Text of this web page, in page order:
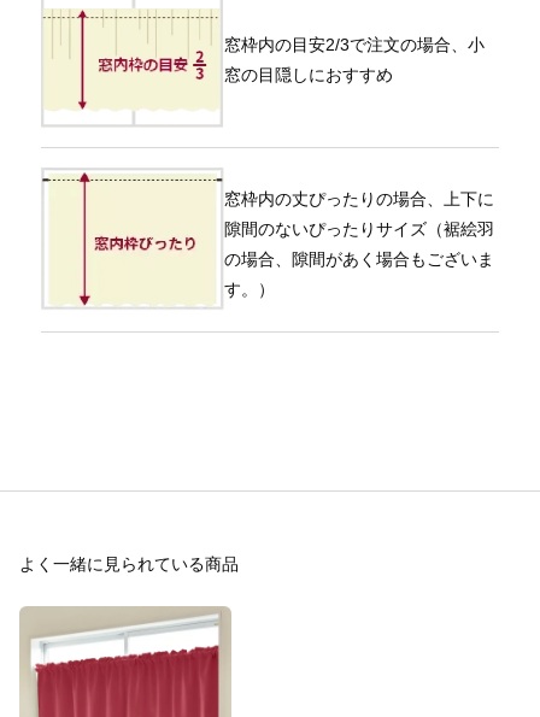
窓枠内の目安2/3で注文の場合、小
窓の目隠しにおすすめ
窓枠内の丈ぴったりの場合、上下に
隙間のないぴったりサイズ（裾絵羽
の場合、隙間があく場合もございま
す。）
よく一緒に見られている商品